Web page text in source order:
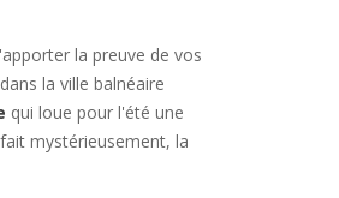
la preuve de vos
la ville balnéaire
qui loue pour l'été une
mystérieusement, la